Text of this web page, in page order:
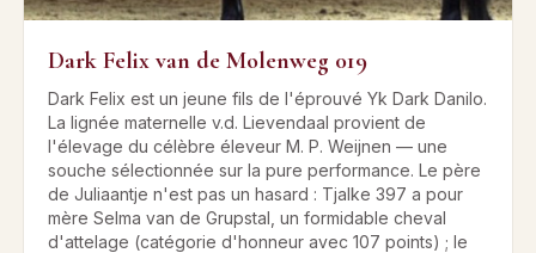
Dark Felix van de Molenweg 019
Dark Felix est un jeune fils de l'éprouvé Yk Dark Danilo.
La lignée maternelle v.d. Lievendaal provient de
l'élevage du célèbre éleveur M. P. Weijnen — une
souche sélectionnée sur la pure performance. Le père
de Juliaantje n'est pas un hasard : Tjalke 397 a pour
mère Selma van de Grupstal, un formidable cheval
d'attelage (catégorie d'honneur avec 107 points) ; le